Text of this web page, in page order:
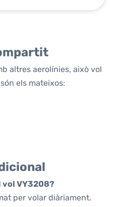
altres aerolínies, això vol
els mateixos:
vol VY3208?
per volar diàriament.